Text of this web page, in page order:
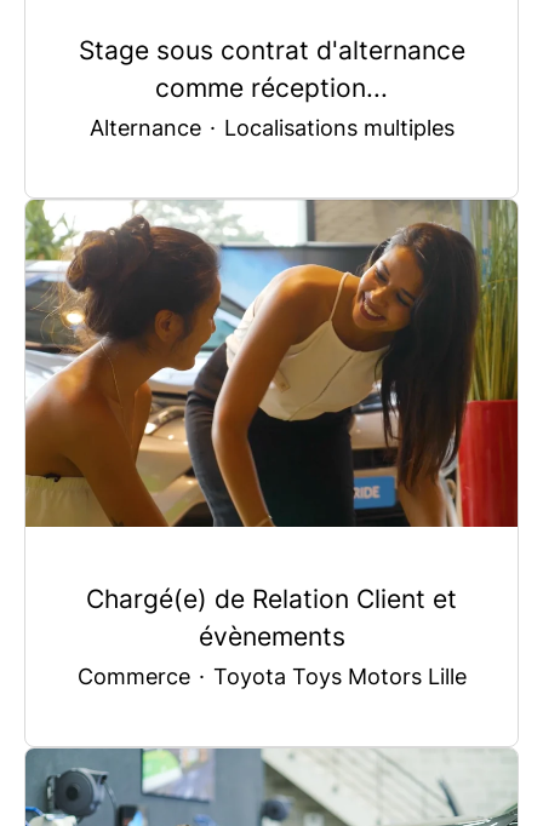
Stage sous contrat d'alternance
comme réception...
Alternance · Localisations multiples
Chargé(e) de Relation Client et
évènements
Commerce · Toyota Toys Motors Lille